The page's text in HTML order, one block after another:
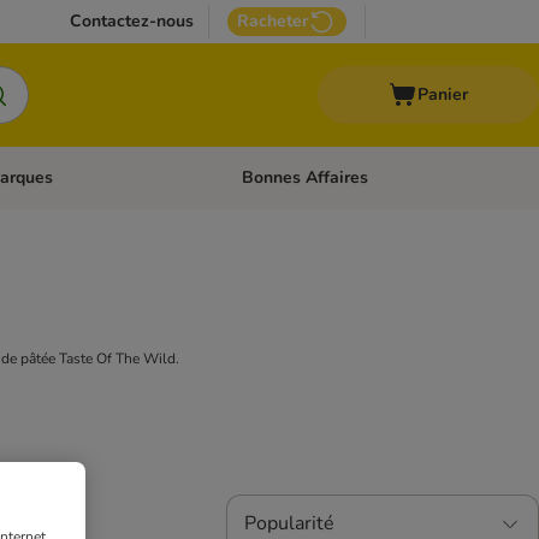
Contactez-nous Racheter
Panier
les catégories: Médical Dérouler les catégories: Marques
Bonnes Affaires
pâtée Taste Of The Wild.
Popularité